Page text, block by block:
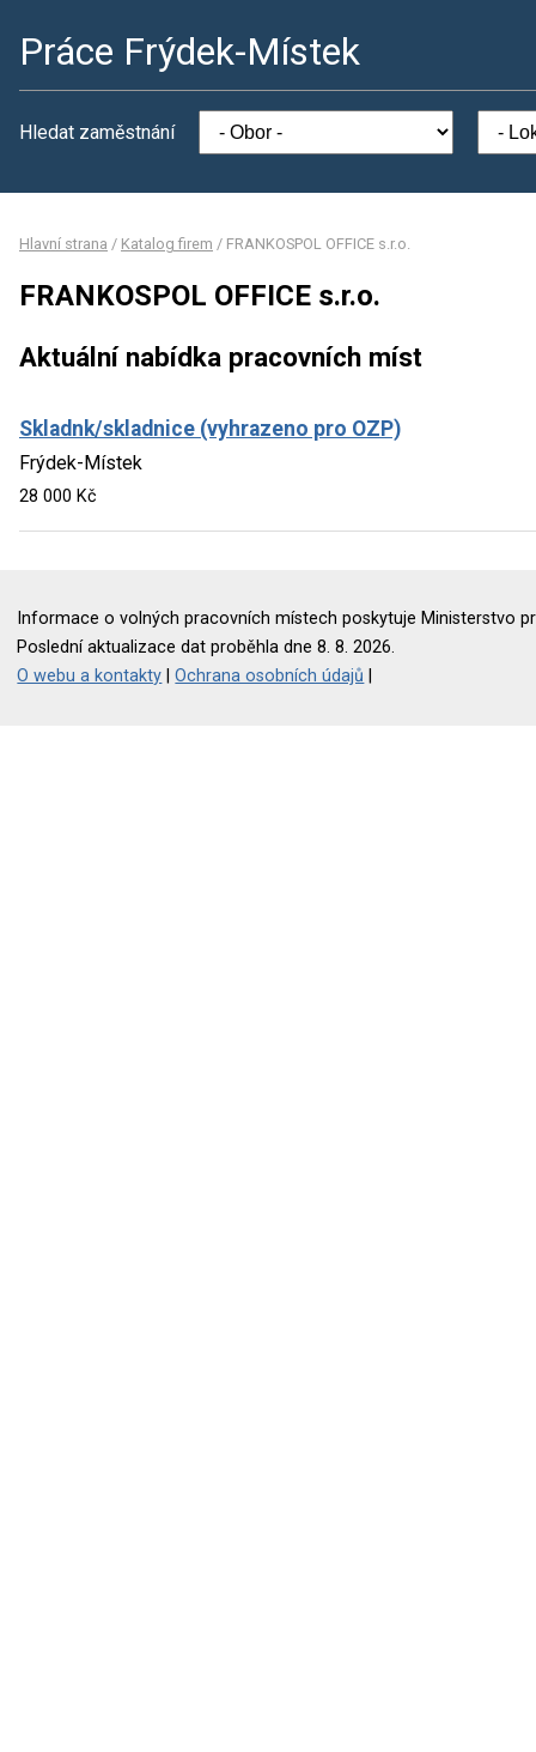
Práce Frýdek-Místek
Hledat zaměstnání
Hlavní strana / Katalog firem / FRANKOSPOL OFFICE s.r.o.
FRANKOSPOL OFFICE s.r.o.
Aktuální nabídka pracovních míst
Skladnk/skladnice (vyhrazeno pro OZP)
Frýdek-Místek
28 000 Kč
Informace o volných pracovních místech poskytuje Ministerstvo
Poslední aktualizace dat proběhla dne 8. 8. 2026.
O webu a kontakty |Ochrana osobních údajů